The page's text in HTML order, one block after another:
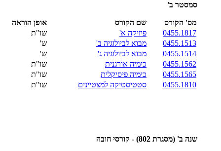
סמסטר ב'
מס' הקורס שם הקורס
אופן הוראה
0455.1817
פיזיקה א'
שו"ת
0455.1513
מבוא לביולוגיה ב'
ש'
0455.1514
מבוא לביולוגיה ג'
ש'
0455.1562
כימיה אורגנית
שו"ת
0455.1565
כימיה פיסיקלית
שו"ת
0455.1810
סטטיסטיקה למצטיינים שו"ת
שנה ב' (מסגרת 802) - קורסי חובה